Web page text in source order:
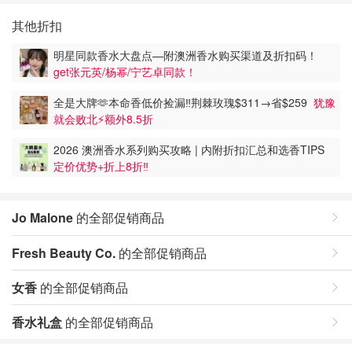
其他折扣
明星同款香水大盘点—附澳洲香水购买渠道及折扣码！
get张元英/杨幂/宁艺卓同款！
全是大牌🫶本命香低价捡漏‼️荆棘玫瑰$311→省$259 犹豫
就会败北⚡额外8.5折
2026 澳洲香水系列购买攻略 | 内附折扣汇总和选香TIPS
定价优势+折上8折‼️
Jo Malone 的全部促销商品
Fresh Beauty Co. 的全部促销商品
女香 的全部促销商品
香水礼盒 的全部促销商品